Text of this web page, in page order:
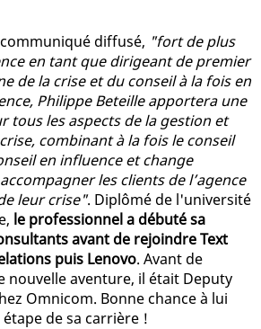
diffusé, "fort de plus
en tant que dirigeant de premier
de la crise et du conseil à la fois en
Philippe Beteille apportera une
tous les aspects de la gestion et
combinant à la fois le conseil
en influence et change
les clients de l’agence
leur crise". Diplômé de l'université
le professionnel a débuté sa
avant de rejoindre Text
puis Lenovo. Avant de
nouvelle aventure, il était Deputy
Omnicom. Bonne chance à lui
de sa carrière !